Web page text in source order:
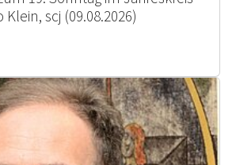
Klein, scj (09.08.2026)